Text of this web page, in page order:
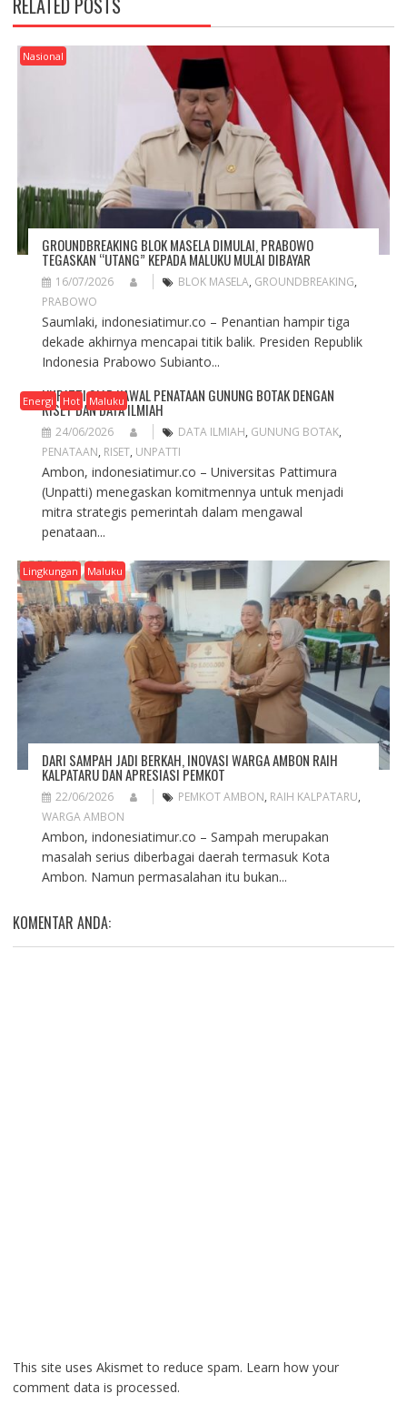
V
I
G
A
RELATED POSTS
Nasional
GROUNDBREAKING BLOK MASELA DIMULAI, PRABOWO
TEGASKAN “UTANG” KEPADA MALUKU MULAI DIBAYAR
16/07/2026 BLOK MASELA, GROUNDBREAKING,
PRABOWO
Saumlaki, indonesiatimur.co – Penantian hampir tiga
dekade akhirnya mencapai titik balik. Presiden Republik
Indonesia Prabowo Subianto...
Energi Hot Maluku
UNPATTI SIAP KAWAL PENATAAN GUNUNG BOTAK DENGAN
RISET DAN DATA ILMIAH
24/06/2026 DATA ILMIAH, GUNUNG BOTAK,
PENATAAN, RISET, UNPATTI
Ambon, indonesiatimur.co – Universitas Pattimura
(Unpatti) menegaskan komitmennya untuk menjadi
mitra strategis pemerintah dalam mengawal
penataan...
Lingkungan Maluku
DARI SAMPAH JADI BERKAH, INOVASI WARGA AMBON RAIH
KALPATARU DAN APRESIASI PEMKOT
22/06/2026 PEMKOT AMBON, RAIH KALPATARU,
WARGA AMBON
Ambon, indonesiatimur.co – Sampah merupakan
masalah serius diberbagai daerah termasuk Kota
Ambon. Namun permasalahan itu bukan...
KOMENTAR ANDA:
This site uses Akismet to reduce spam. Learn how your
comment data is processed.